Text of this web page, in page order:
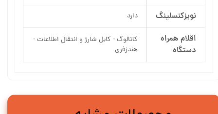
نویزکنسلینگ دارد
اقلام همراه
دستگاه
کاتالوگ - کابل شارژ و انتقال اطلاعات -
هندزفری